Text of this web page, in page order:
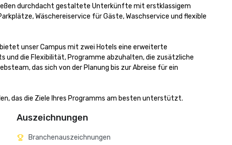
durchdacht gestaltete Unterkünfte mit erstklassigem
Wäschereiservice für Gäste, Waschservice und flexible
unser Campus mit zwei Hotels eine erweiterte
die Flexibilität, Programme abzuhalten, die zusätzliche
das sich von der Planung bis zur Abreise für ein
das die Ziele Ihres Programms am besten unterstützt.
Auszeichnungen
Branchenauszeichnungen